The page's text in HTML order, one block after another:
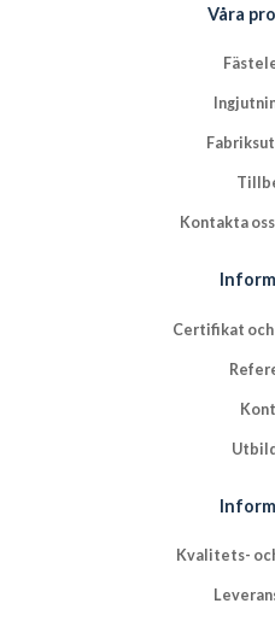
Våra
Kontakta
Certifikat och
Kvalitets-